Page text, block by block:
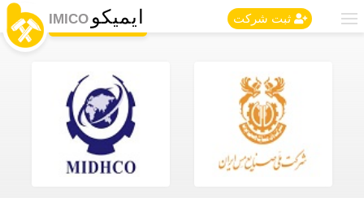
ثبت شرکت ایمیکو IMICO